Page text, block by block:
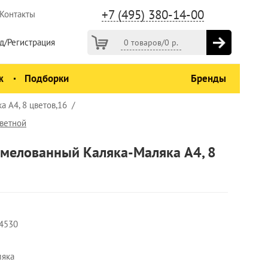
+7 (495) 380-14-00
Контакты
0 товаров/0 р.
Регистрация
Подборки Бренды
А4, 8 цветов,16
Каляка-Маляка А4, 8